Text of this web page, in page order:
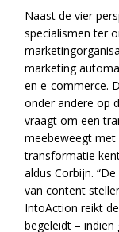
Naast de vier
specialismen ter
marketing
en e-commerce.
onder andere op
vraagt om een
meebeweegt met
transformatie
aldus Corbijn.
van content
IntoAction reikt
begeleidt – indien